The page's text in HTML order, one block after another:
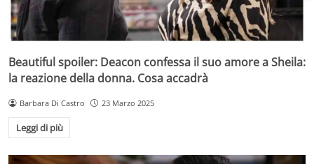
Beautiful spoiler: Deacon confessa il suo amore a Sheila:
la reazione della donna. Cosa accadrà
Barbara Di Castro 23 Marzo 2025
Leggi di più